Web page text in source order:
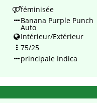
féminisée
Banana Purple Punch
Auto
Intérieur/Extérieur
75/25
principale Indica